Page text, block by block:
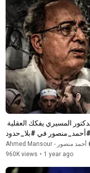
#أحمد_منصور في #بلا_حدود
Ahmed Mansour - أحمد منصور
960K views • 1 year ago